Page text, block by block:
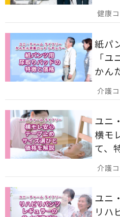
ア用
す。
紙パ
「
かん
ー
ます
ユニ
横モ
て、
備蓄
りや
ユニ
リハ